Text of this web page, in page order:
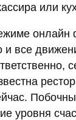
или
онлайн
и все
уровня